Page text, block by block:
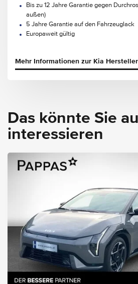
Bis zu 12 Jahre Garantie gegen
außen)
5 Jahre Garantie auf den Fahrzeuglack
Europaweit gültig
Mehr Informationen zur Kia
Das könnte Sie
interessieren